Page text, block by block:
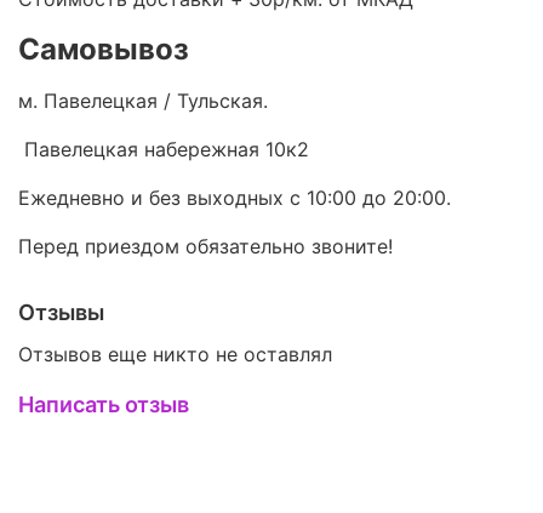
Самовывоз
м. Павелецкая / Тульская.
Павелецкая набережная 10к2
Ежедневно и без выходных с 10:00 до 20:00.
Перед приездом обязательно звоните!
Отзывы
Отзывов еще никто не оставлял
Написать отзыв